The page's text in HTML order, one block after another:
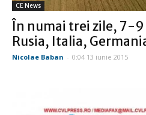
CE News
În numai trei zile, 7-9
Rusia, Italia,
Nicolae Baban - 0:04 13 iunie 2015